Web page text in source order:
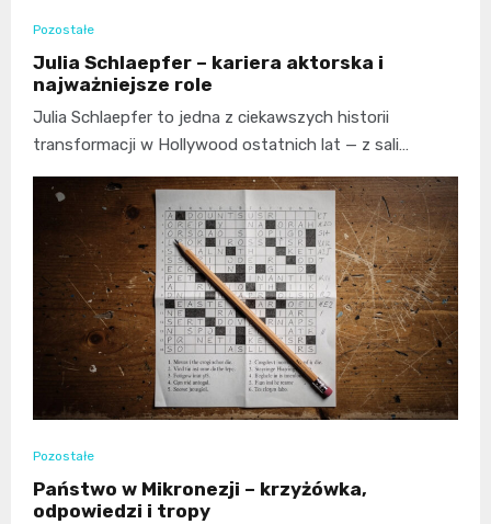
Pozostałe
Julia Schlaepfer – kariera aktorska i
najważniejsze role
Julia Schlaepfer to jedna z ciekawszych historii
transformacji w Hollywood ostatnich lat — z sali…
Pozostałe
Państwo w Mikronezji – krzyżówka,
odpowiedzi i tropy